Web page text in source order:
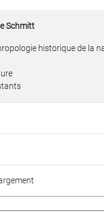
Schmitt
historique de la